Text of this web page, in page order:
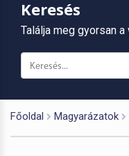
Keresés
Találja meg gyorsan
Főoldal Magyarázatok